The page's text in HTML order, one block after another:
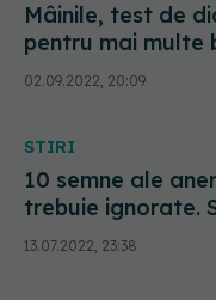
Mâinile, test de
pentru mai multe
spun degetele și
despre sănătatea
02.09.2022, 20:09
STIRI
10 semne ale
trebuie ignorate.
printre simptomele
deficitului de fier
13.07.2022, 23:38